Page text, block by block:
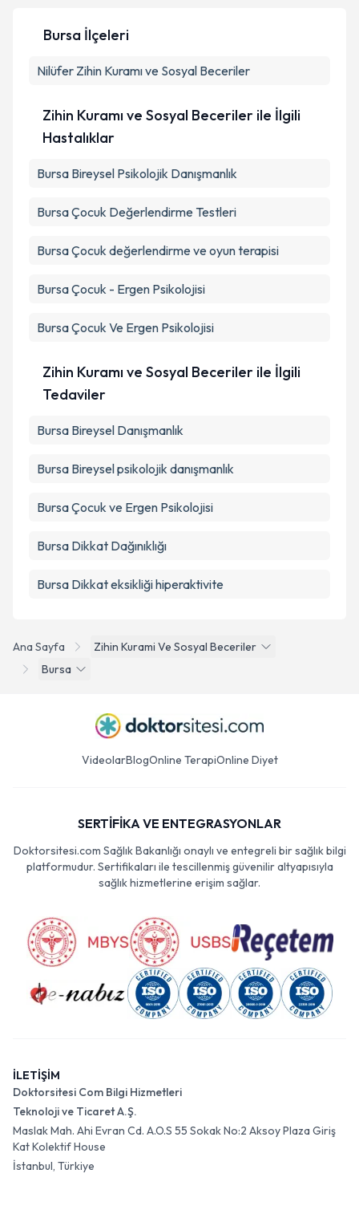
Kişisel verilerimin işlenmesine ilişkin
Ana Sayfa
Zihin Kurami Ve Sosyal Beceriler
Bursa
Bursa İlçeleri
Nilüfer Zihin Kuramı ve Sosyal Beceriler
Zihin Kuramı ve Sosyal Beceriler ile İlgili
Hastalıklar
Bursa Bireysel Psikolojik Danışmanlık
Bursa Çocuk Değerlendirme Testleri
Bursa Çocuk değerlendirme ve oyun terapisi
Bursa Çocuk - Ergen Psikolojisi
Bursa Çocuk Ve Ergen Psikolojisi
Zihin Kuramı ve Sosyal Beceriler ile İlgili
Tedaviler
Bursa Bireysel Danışmanlık
Bursa Bireysel psikolojik danışmanlık
Bursa Çocuk ve Ergen Psikolojisi
Bursa Dikkat Dağınıklığı
Bursa Dikkat eksikliği hiperaktivite
VideolarBlogOnline TerapiOnline Diyet
SERTİFİKA VE ENTEGRASYONLAR
Doktorsitesi.com Sağlık Bakanlığı onaylı ve entegreli bir sağlık bilgi
platformudur. Sertifikaları ile tescillenmiş güvenilir altyapısıyla
sağlık hizmetlerine erişim sağlar.
İLETİŞİM
Doktorsitesi Com Bilgi Hizmetleri
Teknoloji ve Ticaret A.Ş.
Maslak Mah. Ahi Evran Cd. A.O.S 55 Sokak No:2 Aksoy Plaza Giriş
Kat Kolektif House
İstanbul, Türkiye